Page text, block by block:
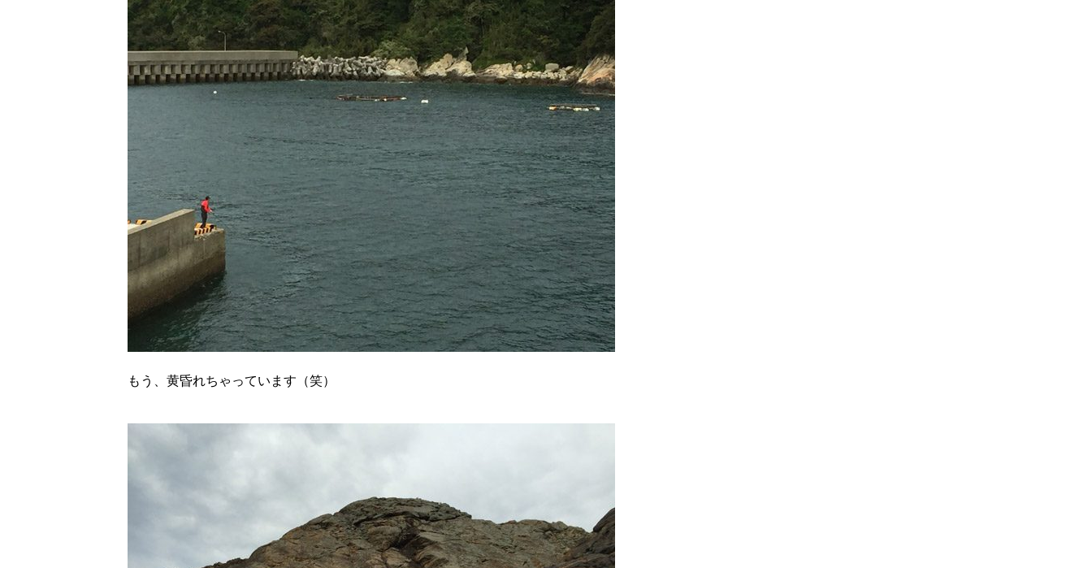
もう、黄昏れちゃっています（笑）